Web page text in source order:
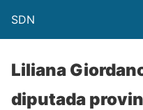
SDN
Liliana
diputada